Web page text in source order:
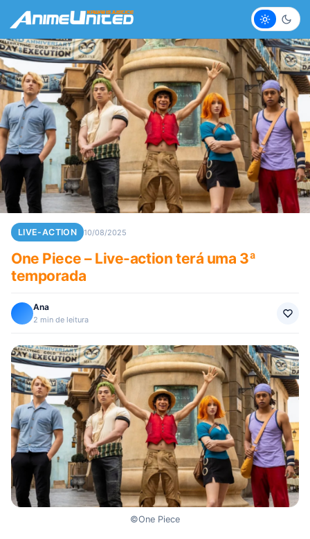
Claro
LIVE-ACTION 10/08/2025
One Piece – Live-action terá uma 3ª
temporada
Ana
2 min de leitura
©One Piece